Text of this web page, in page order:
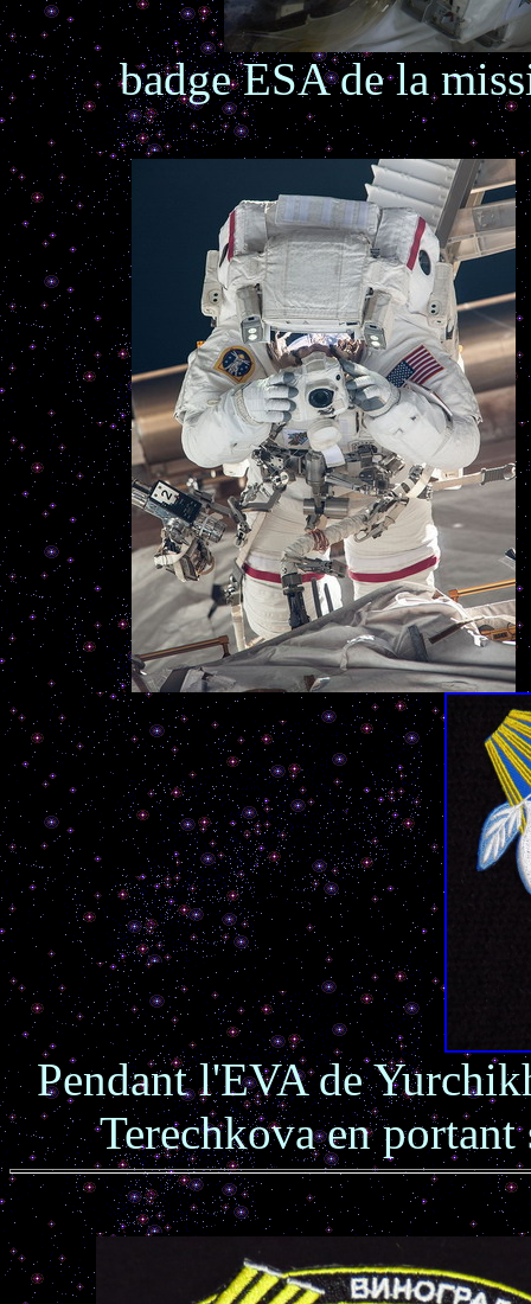
badge ESA de la
Pendant l'EVA de
Terechkova en portant